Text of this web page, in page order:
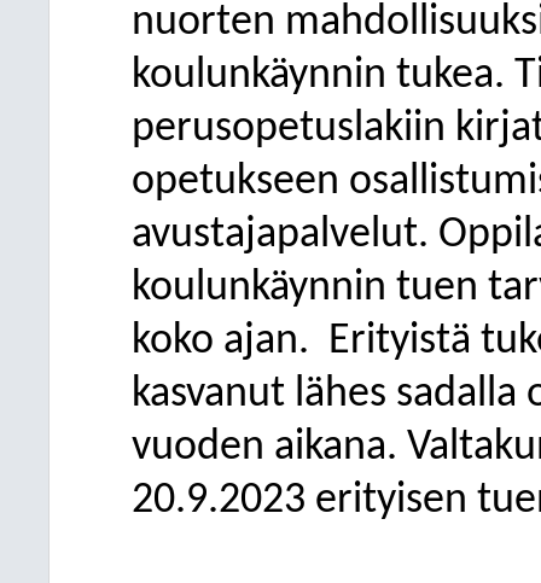
nuorten
koulunkäynnin tukea.
perusopetuslakiin
opetukseen
avustajapalvelut.
koulunkäynnin tuen
koko ajan. Erityistä
kasvanut lähes
vuoden aikana.
20.9.2023 erityisen